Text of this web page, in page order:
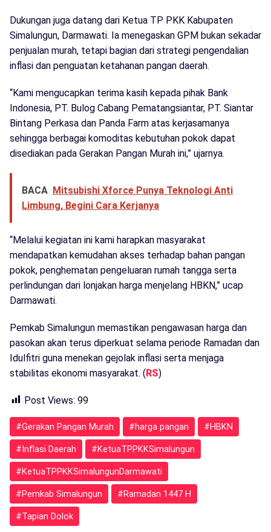
Dukungan juga datang dari Ketua TP PKK Kabupaten
Simalungun, Darmawati. Ia menegaskan GPM bukan sekadar
penjualan murah, tetapi bagian dari strategi pengendalian
inflasi dan penguatan ketahanan pangan daerah.
“Kami mengucapkan terima kasih kepada pihak Bank
Indonesia, PT. Bulog Cabang Pematangsiantar, PT. Siantar
Bintang Perkasa dan Panda Farm atas kerjasamanya
sehingga berbagai komoditas kebutuhan pokok dapat
disediakan pada Gerakan Pangan Murah ini,” ujarnya.
BACA Mitsubishi Xforce Punya Teknologi Anti
Limbung, Begini Cara Kerjanya
“Melalui kegiatan ini kami harapkan masyarakat
mendapatkan kemudahan akses terhadap bahan pangan
pokok, penghematan pengeluaran rumah tangga serta
perlindungan dari lonjakan harga menjelang HBKN,” ucap
Darmawati.
Pemkab Simalungun memastikan pengawasan harga dan
pasokan akan terus diperkuat selama periode Ramadan dan
Idulfitri guna menekan gejolak inflasi serta menjaga
stabilitas ekonomi masyarakat. (RS)
Post Views: 99
#Gerakan Pangan Murah #harga pangan #HBKN
#Inflasi Daerah #KetuaTPPKKSimalungun
#KetuaTPPKKSimalungunDarmawati
#Pemkab Simalungun #Ramadan 1447 H
#Tapian Dolok